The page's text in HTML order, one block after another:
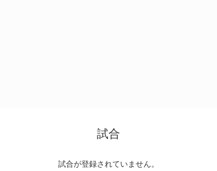
試合
試合が登録されていません。